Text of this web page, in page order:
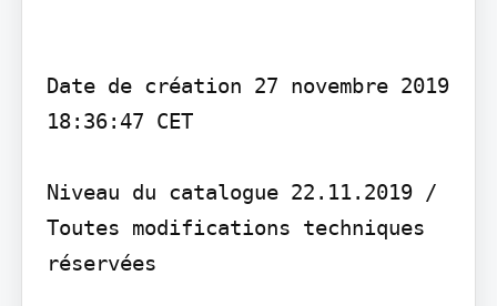
Date de création 27 novembre 2019
18:36:47 CET
Niveau du catalogue 22.11.2019 /
Toutes modifications techniques
réservées